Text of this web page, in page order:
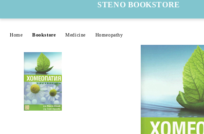
STENO BOOKSTORE
Home Bookstore Medicine Homeopathy